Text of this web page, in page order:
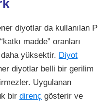
diyotlar da kullanılan P
madde” oranları
yüksektir. Diyot
diyotlar belli bir gerilim
Uygulanan
bir direnç gösterir ve